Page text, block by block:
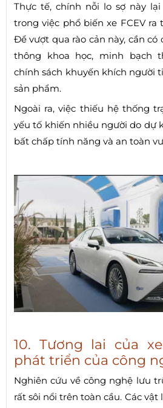
Thực tế, chính nỗi lo sợ này
trong việc phổ biến xe FCEV
Để vượt qua rào cản này, cần có
thông khoa học, minh bạch
chính sách khuyến khích người
sản phẩm.
Ngoài ra, việc thiếu hệ thống
yếu tố khiến nhiều người do dự
bất chấp tính năng và an toàn
10. Tương lai của
phát triển của công
Nghiên cứu về công nghệ lưu
rất sôi nổi trên toàn cầu. Các